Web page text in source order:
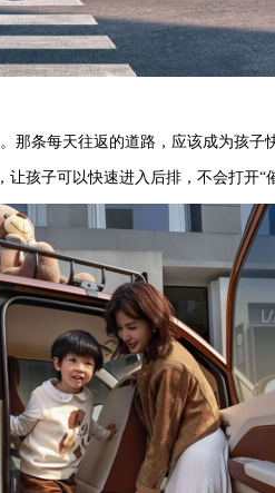
那条每天往返的道路，应该成为孩子
孩子可以快速进入后排，不会打开